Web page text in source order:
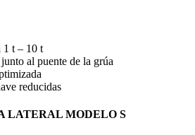
1 t – 10 t
al puente de la grúa
reducidas
LATERAL MODELO S